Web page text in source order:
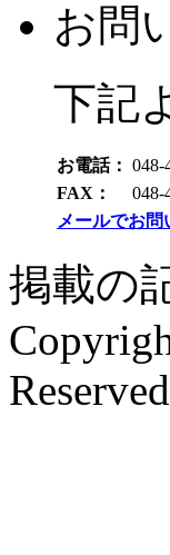
お問
下記
お電話： 048-
FAX：
048-
メールでお問
掲載の